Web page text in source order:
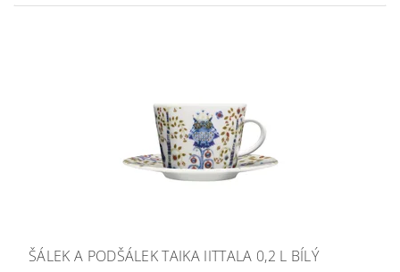
ŠÁLEK A PODŠÁLEK TAIKA IITTALA 0,2 L BÍLÝ